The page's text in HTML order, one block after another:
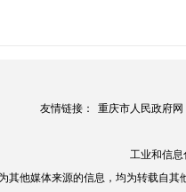
友情链接： 重庆市人民政府网
工业和信
其他媒体来源的信息，均为转载自